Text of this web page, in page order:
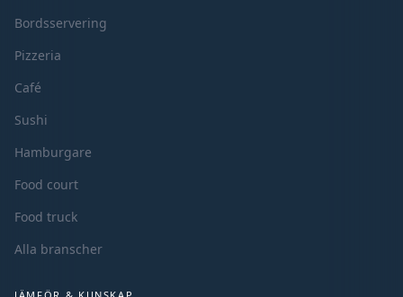
Bordsservering
Pizzeria
Café
Sushi
Hamburgare
Food court
Food truck
Alla branscher